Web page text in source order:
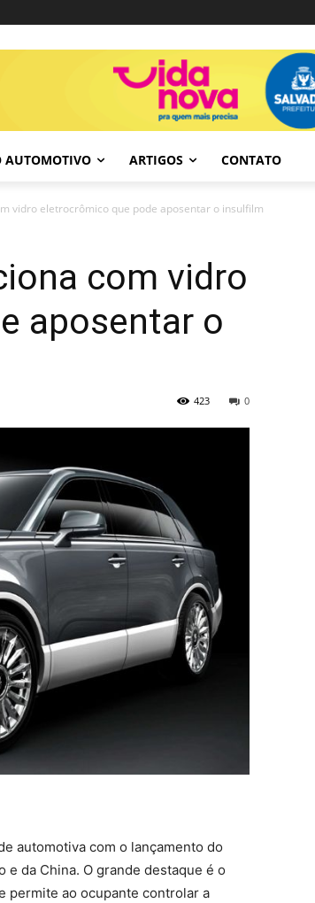
AUTOMOTIVO ARTIGOS CONTATO
vidro eletrocrômico que pode aposentar o insulfilm
com vidro
aposentar o
0
423
automotiva com o lançamento do
e da China. O grande destaque é o
permite ao ocupante controlar a